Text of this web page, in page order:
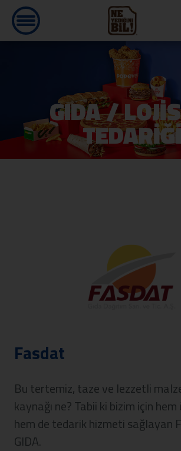
GIDA /
TEDARİĞİ
Fasdat
Bu tertemiz, taze ve lezzetli
kaynağı ne? Tabii ki bizim için
hem de tedarik hizmeti sağlayan
GIDA.